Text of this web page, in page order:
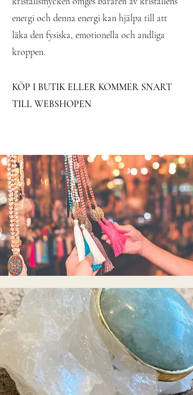
energi och denna energi kan hjälpa till att
läka den fysiska, emotionella och andliga
kroppen.
KÖP I BUTIK ELLER KOMMER SNART
TILL WEBSHOPEN